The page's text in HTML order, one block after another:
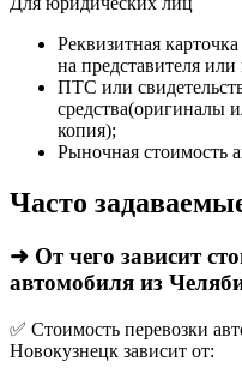
Реквизитная
на представителя
ПТС или
средства(оригиналы
копия);
Рыночная стоимость
Часто
➜ От чего зависит
автомобиля из
✅ Стоимость перевозки
Новокузнецк зависит от: